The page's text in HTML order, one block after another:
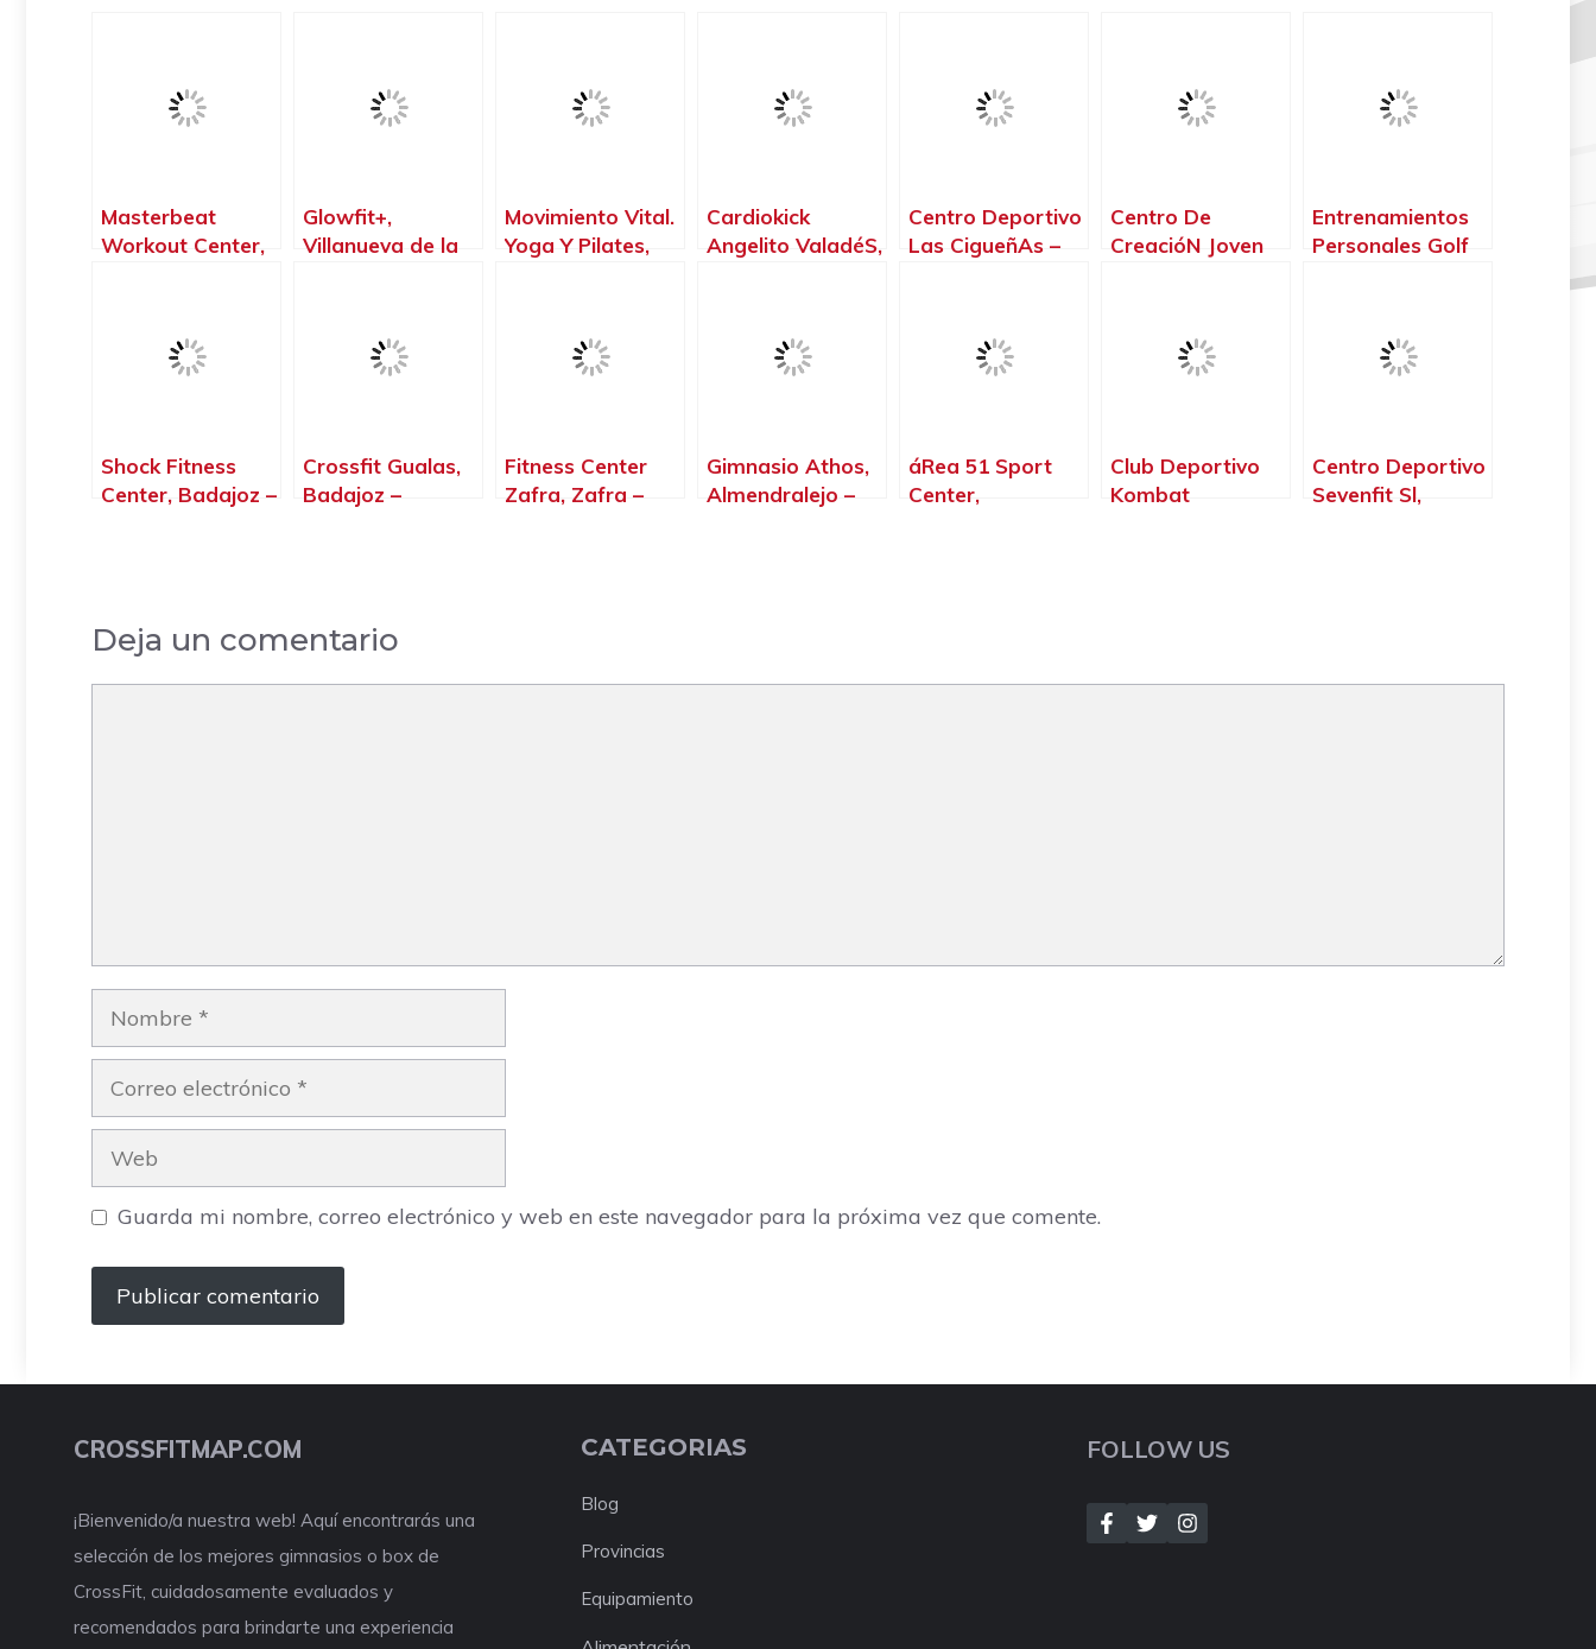
Masterbeat
Workout Center,
Glowfit+,
Villanueva de la
Movimiento Vital.
Yoga Y Pilates,
Cardiokick
Angelito ValadéS,
Centro Deportivo
Las CigueñAs –
Serena – Badajoz
Centro De
CreacióN Joven
Entrenamientos
Personales Golf
Shock Fitness
Center, Badajoz –
Crossfit Gualas,
Badajoz –
Fitness Center
Zafra, Zafra –
Gimnasio Athos,
Almendralejo –
áRea 51 Sport
Center,
Club Deportivo
Kombat
Centro Deportivo
Sevenfit Sl,
Deja un comentario
Nombre
Correo
electrónico
Web
Guarda mi nombre, correo electrónico y web en este navegador para la próxima vez que comente.
CROSSFITMAP.COM
¡Bienvenido/a nuestra web! Aquí encontrarás una
selección de los mejores gimnasios o box de
CrossFit, cuidadosamente evaluados y
recomendados para brindarte una experiencia
CATEGORIAS
Blog
Provincias
Equipamiento
FOLLOW US